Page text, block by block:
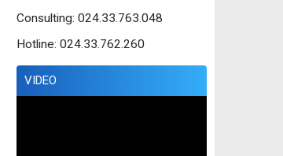
Consulting: 024.33.763.048
Hotline: 024.33.762.260
VIDEO